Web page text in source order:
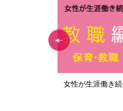
女性が生涯働き